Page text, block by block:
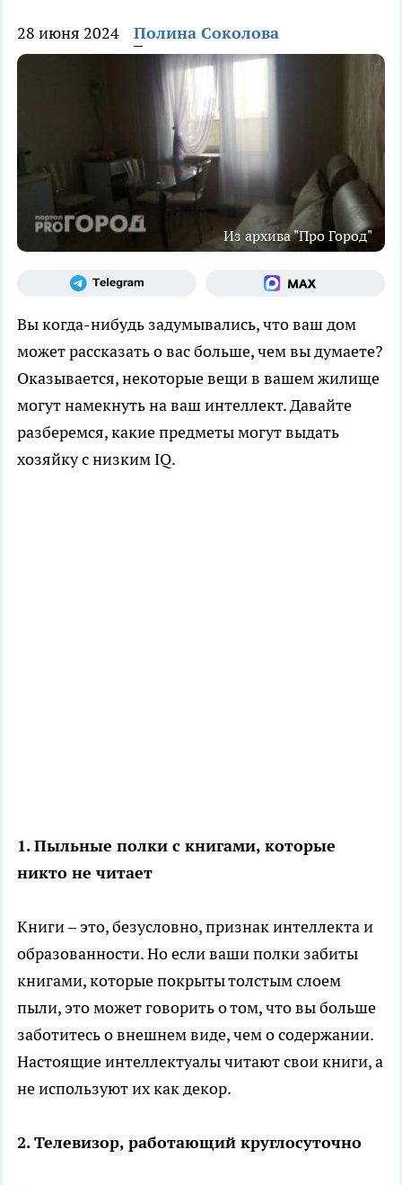
28 июня 2024 Полина Соколова
Из архива "Про Город"
Вы когда-нибудь задумывались, что ваш дом
может рассказать о вас больше, чем вы думаете?
Оказывается, некоторые вещи в вашем жилище
могут намекнуть на ваш интеллект. Давайте
разберемся, какие предметы могут выдать
хозяйку с низким IQ.
1. Пыльные полки с книгами, которые
никто не читает
Книги – это, безусловно, признак интеллекта и
образованности. Но если ваши полки забиты
книгами, которые покрыты толстым слоем
пыли, это может говорить о том, что вы больше
заботитесь о внешнем виде, чем о содержании.
Настоящие интеллектуалы читают свои книги, а
не используют их как декор.
2. Телевизор, работающий круглосуточно